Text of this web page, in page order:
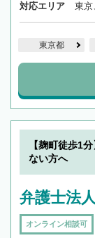
対応エリア 東京
東京都
【麹町徒歩1
ない方へ
弁護士法
オンライン相談可